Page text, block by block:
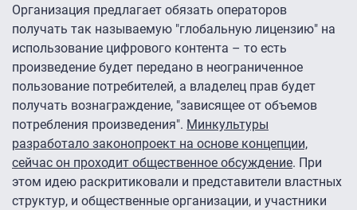
Организация предлагает обязать операторов
получать так называемую "глобальную лицензию" на
использование цифрового контента – то есть
произведение будет передано в неограниченное
пользование потребителей, а владелец прав будет
получать вознаграждение, "зависящее от объемов
потребления произведения". Минкультуры
разработало законопроект на основе концепции,
сейчас он проходит общественное обсуждение. При
этом идею раскритиковали и представители властных
структур, и общественные организации, и участники